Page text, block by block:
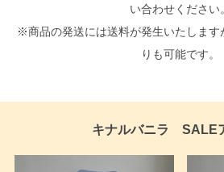
い合わせください。
※商品の発送には送料が発生いたします
りも可能です。
キナルバニラ SALE